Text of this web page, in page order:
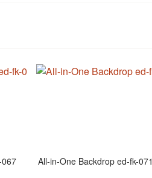
All-in-One Backdrop ed-fk-071